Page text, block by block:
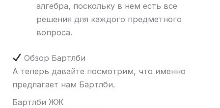
алгебра, поскольку в нем есть все
решения для каждого предметного
вопроса.
Обзор Бартлби
А теперь давайте посмотрим, что именно
предлагает нам Бартлби.
Бартлби ЖЖ